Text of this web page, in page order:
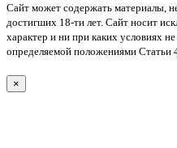
Сайт может содержать материалы,
достигших 18-ти лет. Cайт носит
характер и ни при каких условиях
определяемой положениями Статьи
×